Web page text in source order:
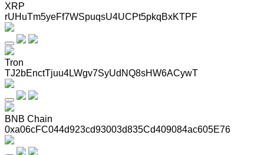
XRP
rUHuTm5yeFf7WSpuqsU4UCPt5pkqBxKTPF
Tron
TJ2bEnctTjuu4LWgv7SyUdNQ8sHW6ACywT
BNB Chain
0xa06cFC044d923cd93003d835Cd409084ac605E76